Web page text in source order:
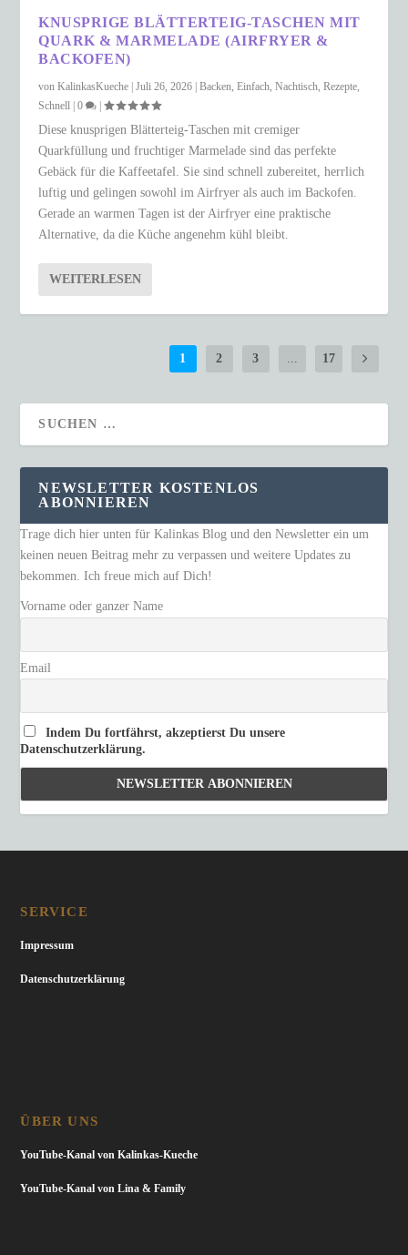
KNUSPRIGE BLÄTTERTEIG-TASCHEN MIT
QUARK & MARMELADE (AIRFRYER &
BACKOFEN)
vonKalinkasKueche |Juli 26, 2026 |Backen,Einfach,Nachtisch,Rezepte,
Schnell |0 |
Diese knusprigen Blätterteig-Taschen mit cremiger
Quarkfüllung und fruchtiger Marmelade sind das perfekte
Gebäck für die Kaffeetafel. Sie sind schnell zubereitet, herrlich
luftig und gelingen sowohl im Airfryer als auch im Backofen.
Gerade an warmen Tagen ist der Airfryer eine praktische
Alternative, da die Küche angenehm kühl bleibt.
WEITERLESEN
1 2 3 ... 17
NEWSLETTER KOSTENLOS
ABONNIEREN
Trage dich hier unten für Kalinkas Blog und den Newsletter ein um
keinen neuen Beitrag mehr zu verpassen und weitere Updates zu
bekommen. Ich freue mich auf Dich!
Vorname oder ganzer Name
Email
Indem Du fortfährst, akzeptierst Du unsere
Datenschutzerklärung.
SERVICE
Impressum
Datenschutzerklärung
ÜBER UNS
YouTube-Kanal von Kalinkas-Kueche
YouTube-Kanal von Lina & Family